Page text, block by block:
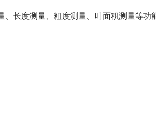
长度测量、粗度测量、叶面积测量等功